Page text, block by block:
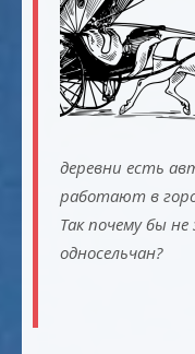
деревни есть
работают в
Так почему бы
односельчан?